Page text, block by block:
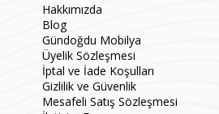
Hakkımızda
Blog
Gündoğdu Mobilya
Üyelik Sözleşmesi
İptal ve İade Koşulları
Gizlilik ve Güvenlik
Mesafeli Satış Sözleşmesi